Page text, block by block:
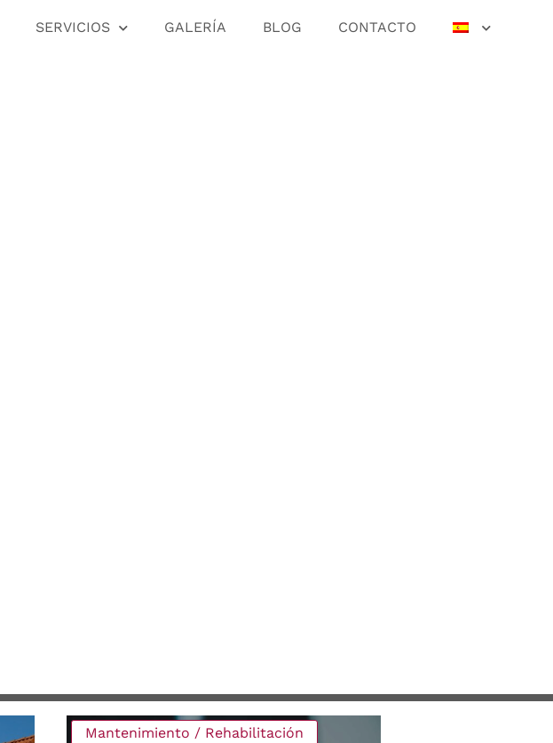
SERVICIOS GALERÍA BLOG CONTACTO
Mantenimiento / Rehabilitación